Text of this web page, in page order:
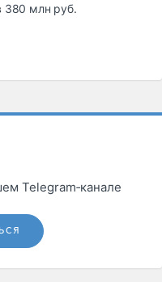
380 млн руб.
Telegram‑канале